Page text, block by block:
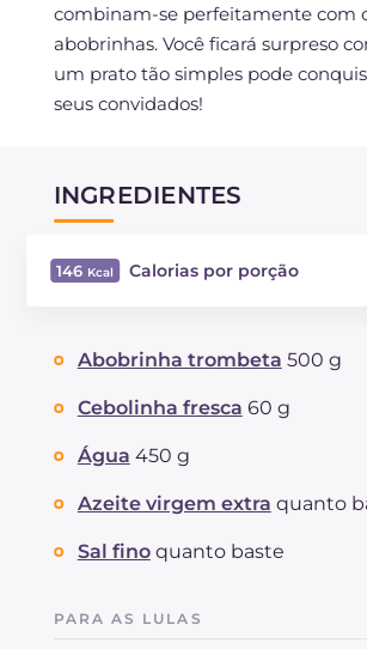
combinam-se perfeitamente com
abobrinhas. Você ficará surpreso
um prato tão simples pode
seus convidados!
INGREDIENTES
146 Calorias por porção
dos quais açúcares
Proteína
das quais gorduras saturadas
Fibra
Sódio
Abobrinha trombeta 500 g
Cebolinha fresca 60 g
Água 450 g
Azeite virgem extra quanto
Sal fino quanto baste
PARA AS LULAS